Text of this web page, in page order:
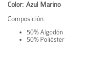
Color: Azul Marino
Composición:
50% Algodón
50% Poliéster